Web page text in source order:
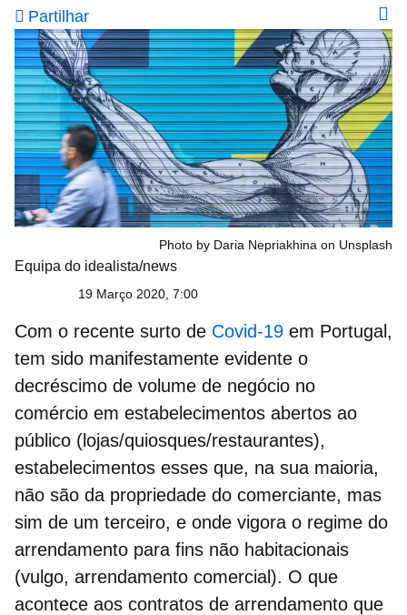
Partilhar
Photo by Daria Nepriakhina on Unsplash
Equipa do idealista/news
19 Março 2020, 7:00
Com o recente surto de Covid-19 em Portugal,
tem sido manifestamente evidente o
decréscimo de volume de negócio no
comércio em estabelecimentos abertos ao
público (lojas/quiosques/restaurantes),
estabelecimentos esses que, na sua maioria,
não são da propriedade do comerciante, mas
sim de um terceiro, e onde vigora o regime do
arrendamento para fins não habitacionais
(vulgo, arrendamento comercial). O que
acontece aos contratos de arrendamento que